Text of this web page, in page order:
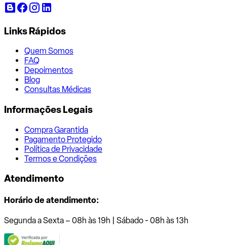
Links Rápidos
Quem Somos
FAQ
Depoimentos
Blog
Consultas Médicas
Informações Legais
Compra Garantida
Pagamento Protegido
Política de Privacidade
Termos e Condições
Atendimento
Horário de atendimento:
Segunda a Sexta – 08h às 19h | Sábado - 08h às 13h